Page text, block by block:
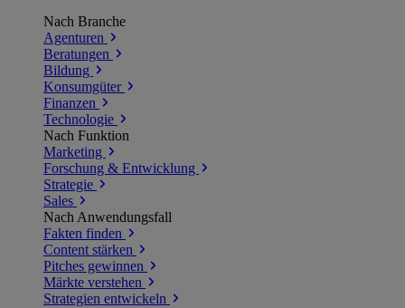
Nach Branche
Agenturen
Beratungen
Bildung
Konsumgüter
Finanzen
Technologie
Nach Funktion
Marketing
Forschung & Entwicklung
Strategie
Sales
Nach Anwendungsfall
Fakten finden
Content stärken
Pitches gewinnen
Märkte verstehen
Strategien entwickeln